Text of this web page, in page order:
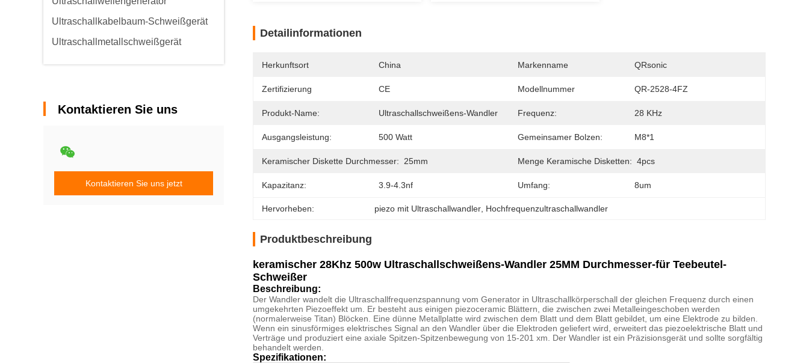
Ultraschallkabelbaum-Schweißgerät
Ultraschallmetallschweißgerät
Kontaktieren Sie uns
Kontaktieren Sie uns jetzt
Detailinformationen
Herkunftsort China Markenname QRsonic
Zertifizierung CE Modellnummer QR-2528-4FZ
Produkt-Name: Ultraschallschweißens-Wandler Frequenz: 28 KHz
Ausgangsleistung: 500 Watt Gemeinsamer Bolzen: M8*1
Keramischer Diskette Durchmesser: 25mm Menge Keramische Disketten: 4pcs
Kapazitanz: 3.9-4.3nf Umfang: 8um
Hervorheben: piezo mit Ultraschallwandler Hochfrequenzultraschallwandler
Produktbeschreibung
keramischer 28Khz 500w Ultraschallschweißens-Wandler 25MM Durchmesser-für Teebeutel-
Schweißer
Beschreibung:
Der Wandler wandelt die Ultraschallfrequenzspannung vom Generator in Ultraschallkörperschall der gleichen Frequenz durch einen
umgekehrten Piezoeffekt um. Er besteht aus einigen piezoceramic Blättern, die zwischen zwei Metalleingeschoben werden
(normalerweise Titan) Blöcken. Eine dünne Metallplatte wird zwischen dem Blatt und dem Blatt gebildet, um eine Elektrode zu bilden.
Wenn ein sinusförmiges elektrisches Signal an den Wandler über die Elektroden geliefert wird, erweitert das piezoelektrische Blatt und
Verträge und produziert eine axiale Spitzen-Spitzenbewegung von 15-201 xm. Der Wandler ist ein Präzisionsgerät und sollte sorgfältig
behandelt werden.
Spezifikationen: